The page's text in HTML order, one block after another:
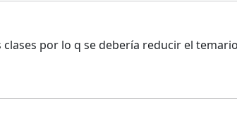
por lo q se debería reducir el